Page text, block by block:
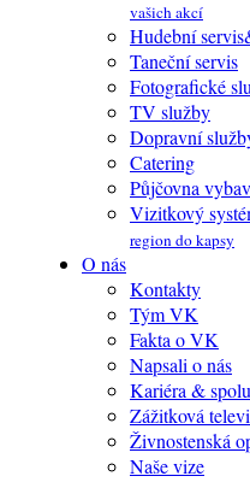
vašich akcí
Hudební
Taneční servis
Fotografické
TV služby
Dopravní
Catering
Půjčovna
Vizitkový
region do kapsy
O nás
Kontakty
Tým VK
Fakta o VK
Napsali o nás
Kariéra &
Zážitková
Živnostenská
Naše vize